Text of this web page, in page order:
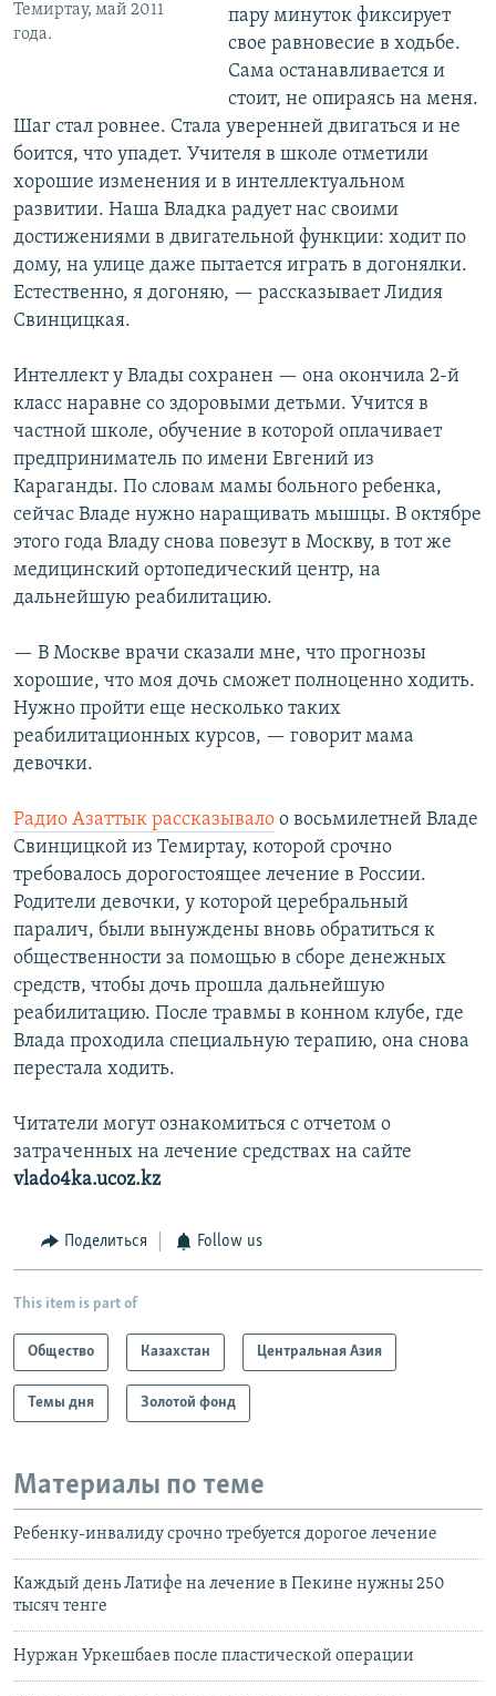
Темиртау, май 2011
года.
пару минуток фиксирует
свое равновесие в ходьбе.
Сама останавливается и
стоит, не опираясь на меня.
Шаг стал ровнее. Стала уверенней двигаться и не
боится, что упадет. Учителя в школе отметили
хорошие изменения и в интеллектуальном
развитии. Наша Владка радует нас своими
достижениями в двигательной функции: ходит по
дому, на улице даже пытается играть в догонялки.
Естественно, я догоняю, — рассказывает Лидия
Свинцицкая.
Интеллект у Влады сохранен — она окончила 2-й
класс наравне со здоровыми детьми. Учится в
частной школе, обучение в которой оплачивает
предприниматель по имени Евгений из
Караганды. По словам мамы больного ребенка,
сейчас Владе нужно наращивать мышцы. В октябре
этого года Владу снова повезут в Москву, в тот же
медицинский ортопедический центр, на
дальнейшую реабилитацию.
— В Москве врачи сказали мне, что прогнозы
хорошие, что моя дочь сможет полноценно ходить.
Нужно пройти еще несколько таких
реабилитационных курсов, — говорит мама
девочки.
Радио Азаттык рассказывало о восьмилетней Владе
Свинцицкой из Темиртау, которой срочно
требовалось дорогостоящее лечение в России.
Родители девочки, у которой церебральный
паралич, были вынуждены вновь обратиться к
общественности за помощью в сборе денежных
средств, чтобы дочь прошла дальнейшую
реабилитацию. После травмы в конном клубе, где
Влада проходила специальную терапию, она снова
перестала ходить.
Читатели могут ознакомиться с отчетом о
затраченных на лечение средствах на сайте
vlado4ka.ucoz.kz
Поделиться Follow us
This item is part of
Общество Казахстан Центральная Азия
Темы дня Золотой фонд
Материалы по теме
Ребенку-инвалиду срочно требуется дорогое лечение
Каждый день Латифе на лечение в Пекине нужны 250
тысяч тенге
Нуржан Уркешбаев после пластической операции